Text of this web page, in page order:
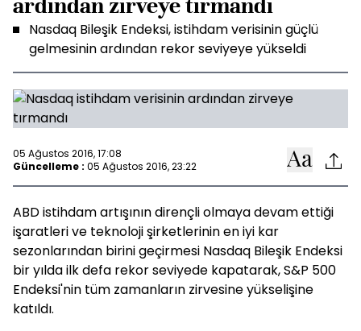
ardından zirveye tırmandı
Nasdaq Bileşik Endeksi, istihdam verisinin güçlü
gelmesinin ardından rekor seviyeye yükseldi
05 Ağustos 2016, 17:08
Güncelleme : 05 Ağustos 2016, 23:22
ABD istihdam artışının dirençli olmaya devam ettiği
işaratleri ve teknoloji şirketlerinin en iyi kar
sezonlarından birini geçirmesi Nasdaq Bileşik Endeksi
bir yılda ilk defa rekor seviyede kapatarak, S&P 500
Endeksi'nin tüm zamanların zirvesine yükselişine
katıldı.